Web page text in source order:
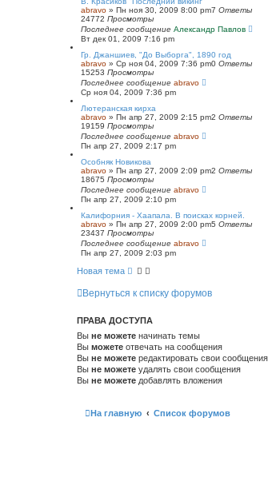
abravo » Пн ноя 30, 2009 8:00 pm7 Ответы
24772 Просмотры
Последнее сообщение Александр Павлов
Вт дек 01, 2009 7:16 pm
Гр. Джаншиев, "До Выборга", 1890 год
abravo » Ср ноя 04, 2009 7:36 pm0 Ответы
15253 Просмотры
Последнее сообщение abravo
Ср ноя 04, 2009 7:36 pm
Лютеранская кирха
abravo » Пн апр 27, 2009 2:15 pm2 Ответы
19159 Просмотры
Последнее сообщение abravo
Пн апр 27, 2009 2:17 pm
Особняк Новикова
abravo » Пн апр 27, 2009 2:09 pm2 Ответы
18675 Просмотры
Последнее сообщение abravo
Пн апр 27, 2009 2:10 pm
Калифорния - Хаапала. В поисках корней.
abravo » Пн апр 27, 2009 2:00 pm5 Ответы
23437 Просмотры
Последнее сообщение abravo
Пн апр 27, 2009 2:03 pm
Новая тема
Вернуться к списку форумов
ПРАВА ДОСТУПА
Вы не можете начинать темы
Вы можете отвечать на сообщения
Вы не можете редактировать свои сообщения
Вы не можете удалять свои сообщения
Вы не можете добавлять вложения
На главную Список форумов